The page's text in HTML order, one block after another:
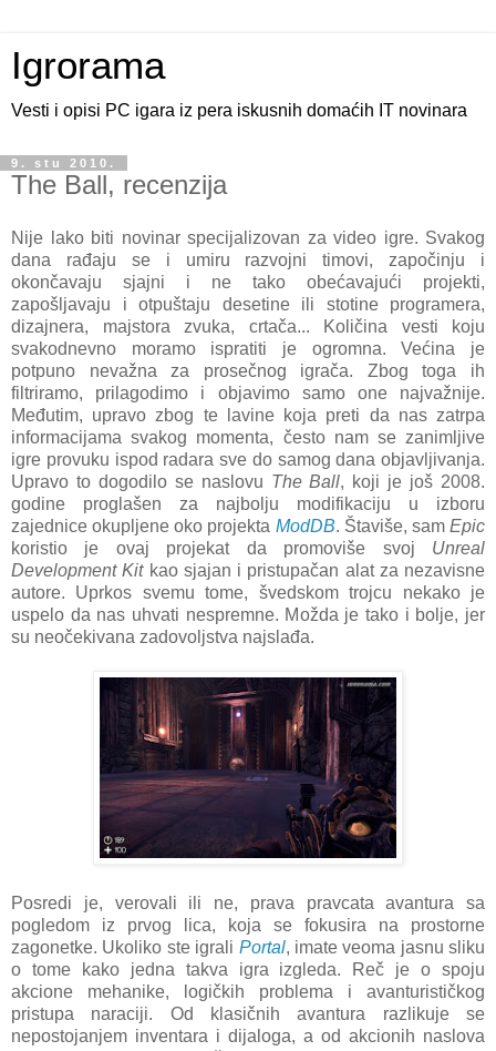
Igrorama
Vesti i opisi PC igara iz pera iskusnih domaćih IT novinara
9. stu 2010.
The Ball, recenzija
Nije lako biti novinar specijalizovan za video igre. Svakog
dana rađaju se i umiru razvojni timovi, započinju i
okončavaju sjajni i ne tako obećavajući projekti,
zapošljavaju i otpuštaju desetine ili stotine programera,
dizajnera, majstora zvuka, crtača... Količina vesti koju
svakodnevno moramo ispratiti je ogromna. Većina je
potpuno nevažna za prosečnog igrača. Zbog toga ih
filtriramo, prilagodimo i objavimo samo one najvažnije.
Međutim, upravo zbog te lavine koja preti da nas zatrpa
informacijama svakog momenta, često nam se zanimljive
igre provuku ispod radara sve do samog dana objavljivanja.
Upravo to dogodilo se naslovu The Ball, koji je još 2008.
godine proglašen za najbolju modifikaciju u izboru
zajednice okupljene oko projekta ModDB. Štaviše, samEpic
koristio je ovaj projekat da promoviše svoj Unreal
Development Kitkao sjajan i pristupačan alat za nezavisne
autore. Uprkos svemu tome, švedskom trojcu nekako je
uspelo da nas uhvati nespremne. Možda je tako i bolje, jer
su neočekivana zadovoljstva najslađa.
Posredi je, verovali ili ne, prava pravcata avantura sa
pogledom iz prvog lica, koja se fokusira na prostorne
zagonetke. Ukoliko ste igrali Portal, imate veoma jasnu sliku
o tome kako jedna takva igra izgleda. Reč je o spoju
akcione mehanike, logičkih problema i avanturističkog
pristupa naraciji. Od klasičnih avantura razlikuje se
nepostojanjem inventara i dijaloga, a od akcionih naslova